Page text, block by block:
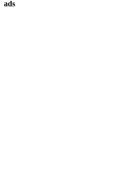
ที่
ads